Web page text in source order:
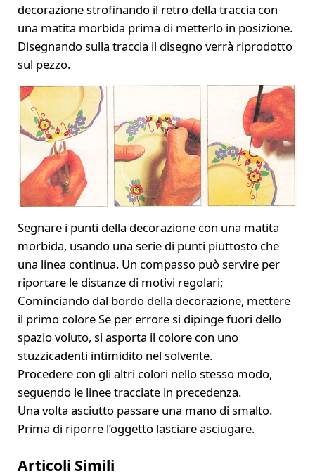
decorazione strofinando il retro della traccia con
una matita morbida prima di metterlo in posizione.
Disegnando sulla traccia il disegno verrà riprodotto
sul pezzo.
Segnare i punti della decorazione con una matita
morbida, usando una serie di punti piuttosto che
una linea continua. Un compasso può servire per
riportare le distanze di motivi regolari;
Cominciando dal bordo della decorazione, mettere
il primo colore Se per errore si dipinge fuori dello
spazio voluto, si asporta il colore con uno
stuzzicadenti intimidito nel solvente.
Procedere con gli altri colori nello stesso modo,
seguendo le linee tracciate in precedenza.
Una volta asciutto passare una mano di smalto.
Prima di riporre l’oggetto lasciare asciugare.
Articoli Simili